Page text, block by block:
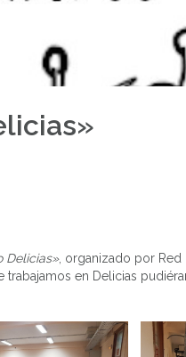
Delicias», organizado por Red
trabajamos en Delicias